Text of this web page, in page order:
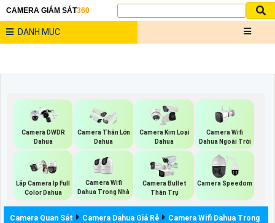
CAMERA GIÁM SÁT360
DANH MỤC
Camera DWDR
Dahua
Camera Thân Lớn
Dahua
Camera Kim Loại
Dahua
Camera Wifi
Dahua Ngoài Trời
Lắp Camera Ip Full
Color Dahua
Camera Wifi
Dahua Trong Nhà
Camera Bullet
Thân Trụ
Camera Speedom
Camera Quan Sát Camera Dahua Giá Rẻ
Camera Wifi Dahua Trong